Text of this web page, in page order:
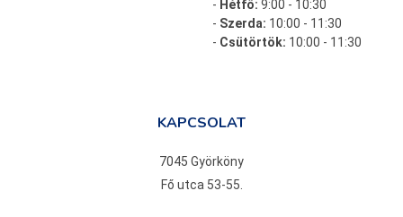
- Hétfő: 9:00 - 10:30
- Szerda: 10:00 - 11:30
- Csütörtök: 10:00 - 11:30
KAPCSOLAT
7045 Györköny
Fő utca 53-55.